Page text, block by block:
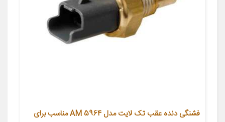
فشنگی دنده عقب تک لایت مدل AM 5964 مناسب برای